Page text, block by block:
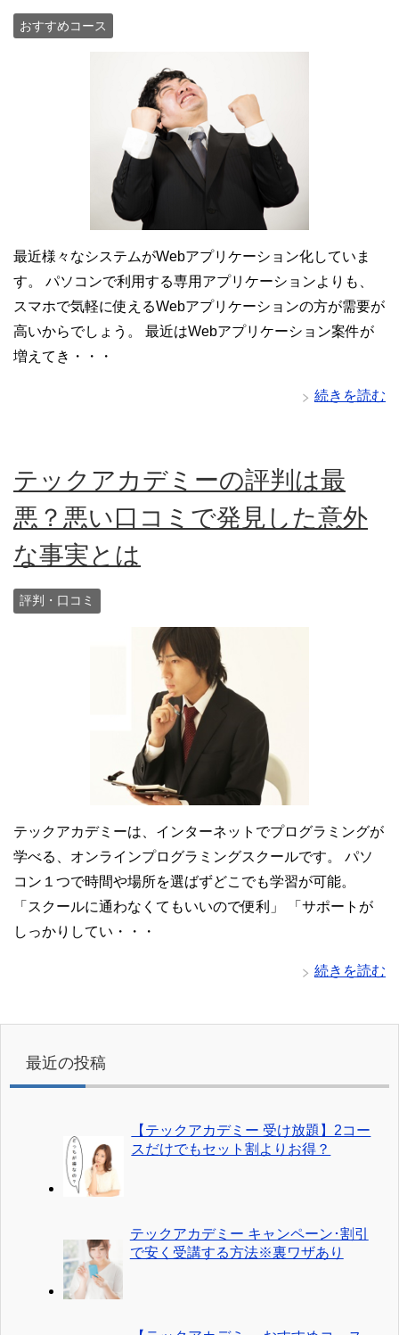
おすすめコース
最近様々なシステムがWebアプリケーション化していま
す。 パソコンで利用する専用アプリケーションよりも、
スマホで気軽に使えるWebアプリケーションの方が需要が
高いからでしょう。 最近はWebアプリケーション案件が
増えてき・・・
続きを読む
テックアカデミーの評判は最
悪？悪い口コミで発見した意外
な事実とは
評判・口コミ
テックアカデミーは、インターネットでプログラミングが
学べる、オンラインプログラミングスクールです。 パソ
コン１つで時間や場所を選ばずどこでも学習が可能。
「スクールに通わなくてもいいので便利」 「サポートが
しっかりしてい・・・
続きを読む
最近の投稿
【テックアカデミー 受け放題】2コー
スだけでもセット割よりお得？
テックアカデミー キャンペーン･割引
で安く受講する方法※裏ワザあり